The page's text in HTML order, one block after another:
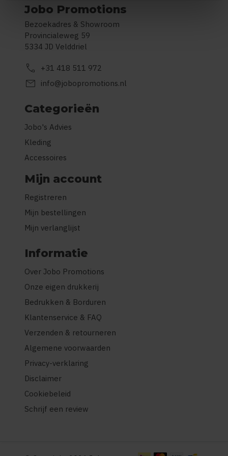
Jobo Promotions
Bezoekadres & Showroom
Provincialeweg 59
5334 JD Velddriel
call +31 418 511 972
mail info@jobopromotions.nl
Categorieën
Jobo's Advies
Kleding
Accessoires
Mijn account
Registreren
Mijn bestellingen
Mijn verlanglijst
Informatie
Over Jobo Promotions
Onze eigen drukkerij
Bedrukken & Borduren
Klantenservice & FAQ
Verzenden & retourneren
Algemene voorwaarden
Privacy-verklaring
Disclaimer
Cookiebeleid
Schrijf een review